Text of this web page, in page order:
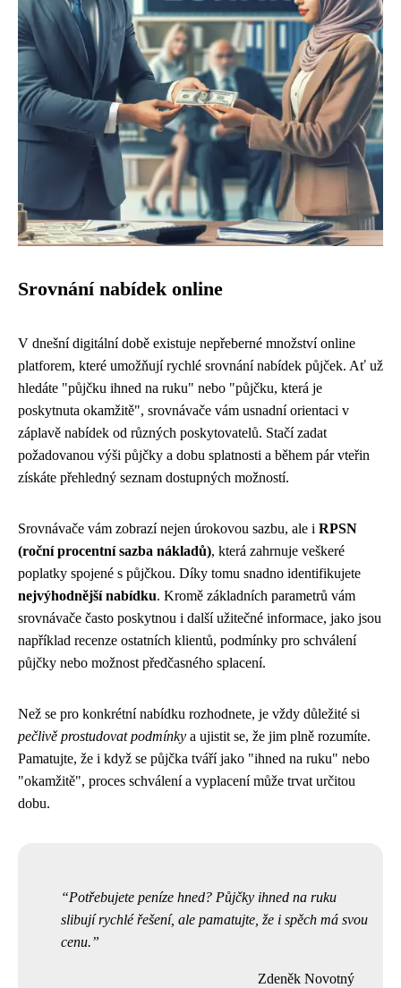
Srovnání nabídek online
V dnešní digitální době existuje nepřeberné množství online
platforem, které umožňují rychlé srovnání nabídek půjček. Ať už
hledáte "půjčku ihned na ruku" nebo "půjčku, která je
poskytnuta okamžitě", srovnávače vám usnadní orientaci v
záplavě nabídek od různých poskytovatelů. Stačí zadat
požadovanou výši půjčky a dobu splatnosti a během pár vteřin
získáte přehledný seznam dostupných možností.
Srovnávače vám zobrazí nejen úrokovou sazbu, ale i RPSN
(roční procentní sazba nákladů), která zahrnuje veškeré
poplatky spojené s půjčkou. Díky tomu snadno identifikujete
nejvýhodnější nabídku. Kromě základních parametrů vám
srovnávače často poskytnou i další užitečné informace, jako jsou
například recenze ostatních klientů, podmínky pro schválení
půjčky nebo možnost předčasného splacení.
Než se pro konkrétní nabídku rozhodnete, je vždy důležité si
pečlivě prostudovat podmínky a ujistit se, že jim plně rozumíte.
Pamatujte, že i když se půjčka tváří jako "ihned na ruku" nebo
"okamžitě", proces schválení a vyplacení může trvat určitou
dobu.
Potřebujete peníze hned? Půjčky ihned na ruku
slibují rychlé řešení, ale pamatujte, že i spěch má svou
cenu.
Zdeněk Novotný